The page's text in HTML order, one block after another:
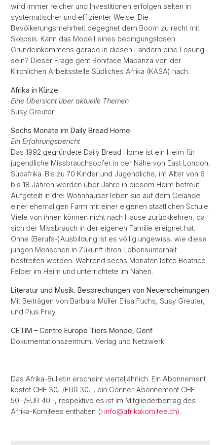
wird immer reicher und Investitionen erfolgen selten in
systematischer und effizienter Weise. Die
Bevölkerungsmehrheit begegnet dem Boom zu recht mit
Skepsis. Kann das Modell eines bedingungslosen
Grundeinkommens gerade in diesen Ländern eine Lösung
sein? Dieser Frage geht Boniface Mabanza von der
Kirchlichen Arbeitsstelle Südliches Afrika (KASA) nach.
Afrika in Kürze
Eine Übersicht über aktuelle Themen
Susy Greuter
Sechs Monate im Daily Bread Home
Ein Erfahrungsbericht
Das 1992 gegründete Daily Bread Home ist ein Heim für
jugendliche Missbrauchsopfer in der Nähe von East London,
Südafrika. Bis zu 70 Kinder und Jugendliche, im Alter von 6
bis 18 Jahren werden über Jahre in diesem Heim betreut.
Aufgeteilt in drei Wohnhäuser leben sie auf dem Gelände
einer ehemaligen Farm mit einer eigenen staatlichen Schule.
Viele von ihnen können nicht nach Hause zurückkehren, da
sich der Missbrauch in der eigenen Familie ereignet hat.
Ohne (Berufs-)Ausbildung ist es völlig ungewiss, wie diese
jungen Menschen in Zukunft ihren Lebensunterhalt
bestreiten werden. Während sechs Monaten lebte Beatrice
Felber im Heim und unterrichtete im Nähen.
Literatur und Musik. Besprechungen von Neuerscheinungen
Mit Beiträgen von Barbara Müller Elisa Fuchs, Susy Greuter,
und Pius Frey
CETIM – Centre Europe Tiers Monde, Genf
Dokumentationszentrum, Verlag und Netzwerk
Das Afrika-Bulletin erscheint vierteljährlich. Ein Abonnement
kostet CHF 30.-/EUR 30.-, ein Gönner-Abonnement CHF
50.-/EUR 40.-, respektive es ist im Mitgliederbeitrag des
Afrika-Komitees enthalten ( info@afrikakomitee.ch).